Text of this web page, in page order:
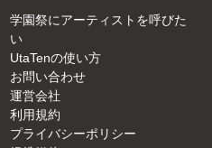
学園祭にアーティストを呼びた
い
UtaTenの使い方
お問い合わせ
運営会社
利用規約
プライバシーポリシー